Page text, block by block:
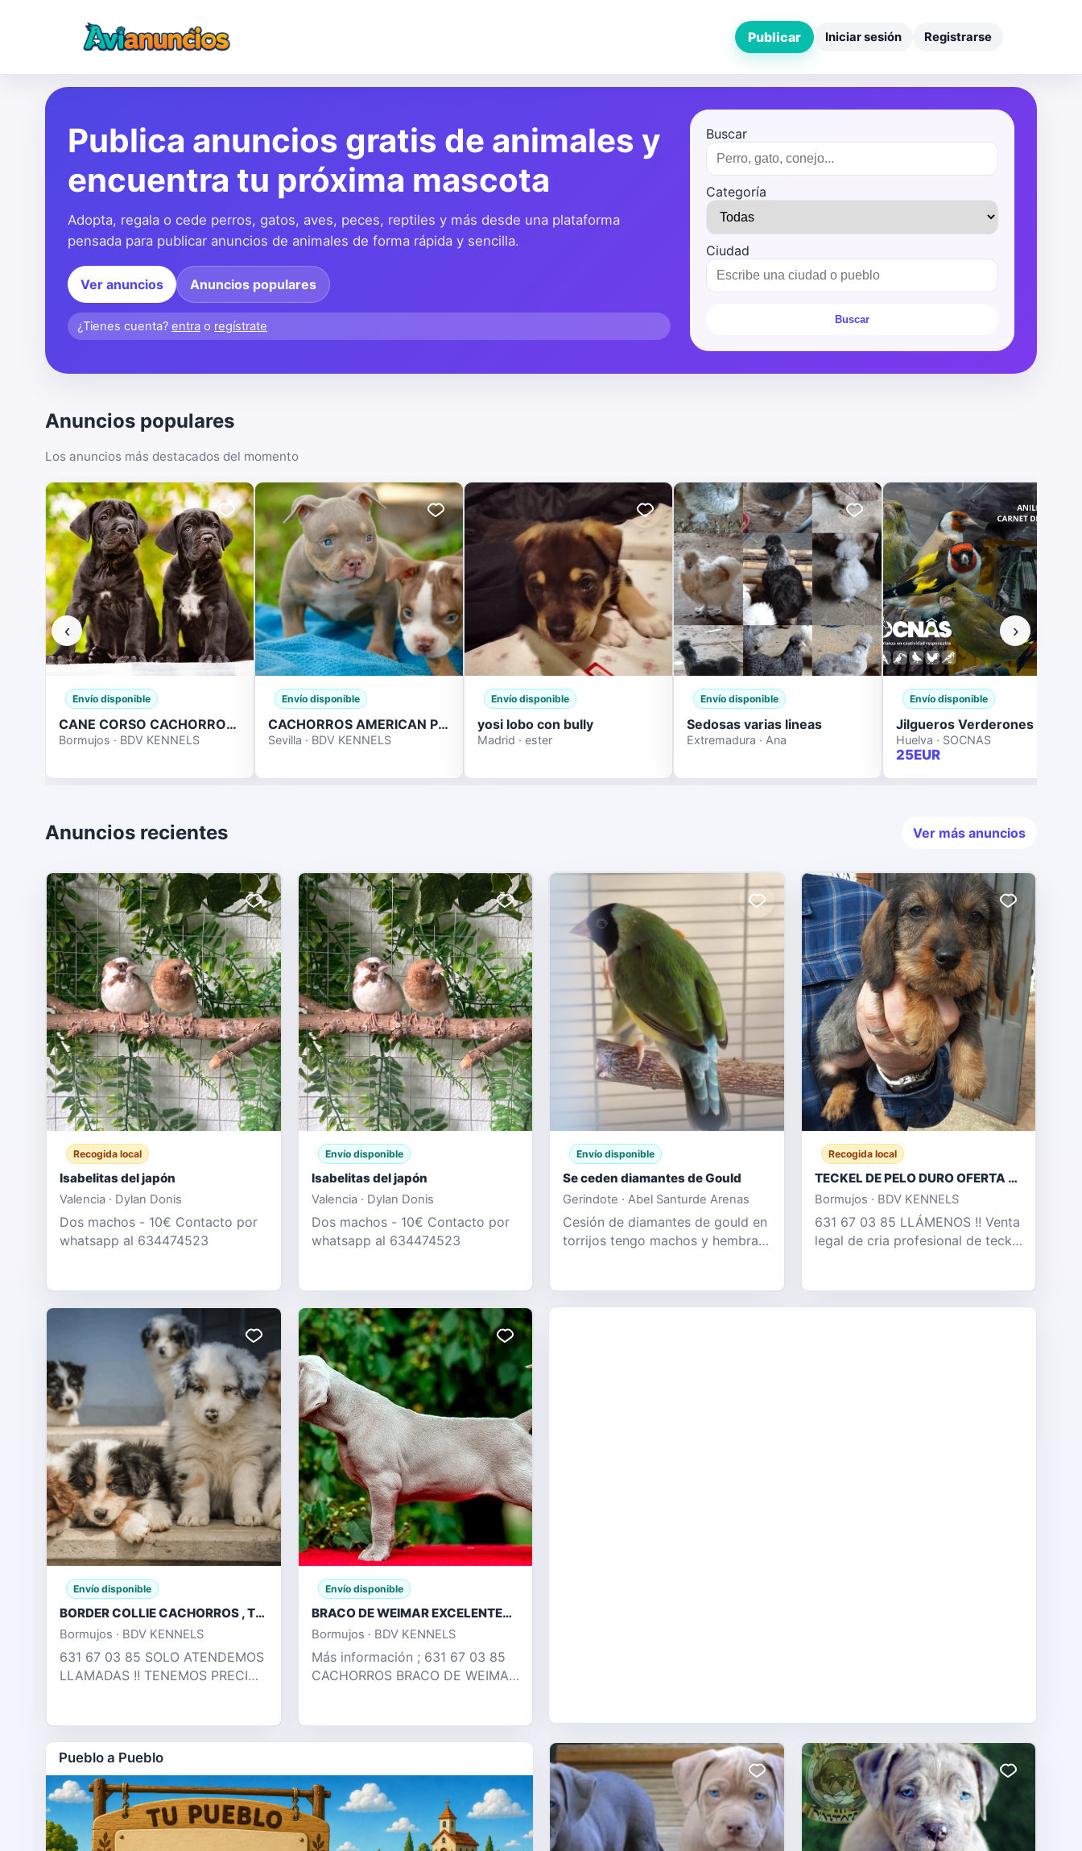
Publicar Iniciar sesión Registrarse
Publica anuncios gratis de animales y
encuentra tu próxima mascota
Adopta, regala o cede perros, gatos, aves, peces, reptiles y más desde una plataforma
pensada para publicar anuncios de animales de forma rápida y sencilla.
Ver anuncios Anuncios populares
¿Tienes cuenta? entra o regístrate
Buscar
Categoría
Ciudad
Buscar
Anuncios populares
Los anuncios más destacados del momento
‹
Envío disponible
CANE CORSO CACHORROS DE CALIDAD
Bormujos · BDV KENNELS
Envío disponible
CACHORROS AMERICAN PITBULL DE CALIDAD
Sevilla · BDV KENNELS
Envío disponible
yosi lobo con bully
Madrid · ester
Envío disponible
Sedosas varias lineas
Extremadura · Ana
Envío disponible
Huelva · SOCNAS
25EUR
›
Anuncios recientes Ver más anuncios
Recogida local
Isabelitas del japón
Valencia · Dylan Donis
Dos machos - 10€ Contacto por
whatsapp al 634474523
Envío disponible
Isabelitas del japón
Valencia · Dylan Donis
Dos machos - 10€ Contacto por
whatsapp al 634474523
Envío disponible
Se ceden diamantes de Gould
Gerindote · Abel Santurde Arenas
Cesión de diamantes de gould en
torrijos tengo machos y hembras
Recogida local
TECKEL DE PELO DURO OFERTA DESDE 350 €
Bormujos · BDV KENNELS
631 67 03 85 LLÁMENOS !! Venta
legal de cria profesional de teckel
para rastreo de jabalí ,
Envío disponible
BORDER COLLIE CACHORROS , TRICOLOR MERLE
Bormujos · BDV KENNELS
631 67 03 85 SOLO ATENDEMOS
LLAMADAS !! TENEMOS PRECIOS
!! DISPONEMOS RED MERLE ,
CHOCOLAT
Envío disponible
BRACO DE WEIMAR EXCELENTES CACHORROS
Bormujos · BDV KENNELS
Más información ; 631 67 03 85
CACHORROS BRACO DE WEIMAR
PUPPY , DESTETADOS ,
Pueblo a Pueblo